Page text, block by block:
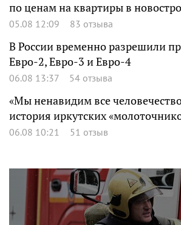
по ценам на квартиры в
05.08 12:09 83 отзыва
В России временно разрешили
Евро-2, Евро-3 и Евро-4
06.08 13:37 54 отзыва
«Мы ненавидим все
история иркутских
06.08 10:21 51 отзыв